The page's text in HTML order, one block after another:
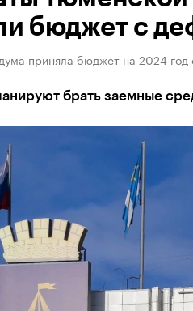
бюджет с
приняла бюджет на 2024
брать заемные